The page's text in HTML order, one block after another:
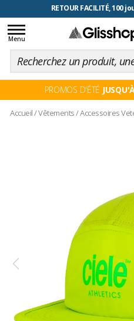
RETOUR FACILITÉ,
Toggle
navigation
Menu
PROMOS D'ÉTÉ
Accueil/Vêtements/Accessoires